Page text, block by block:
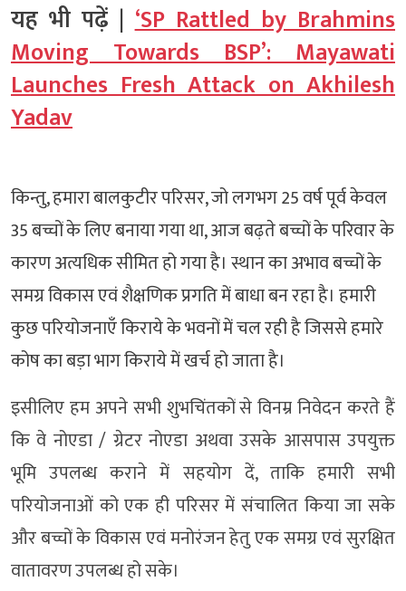
यह भी पढ़ें |‘SP Rattled by Brahmins
Moving Towards BSP’: Mayawati
Launches Fresh Attack on Akhilesh
Yadav
किन्तु, हमारा बालकुटीर परिसर, जो लगभग 25 वर्ष पूर्व केवल
35 बच्चों के लिए बनाया गया था, आज बढ़ते बच्चों के परिवार के
कारण अत्यधिक सीमित हो गया है। स्थान का अभाव बच्चों के
समग्र विकास एवं शैक्षणिक प्रगति में बाधा बन रहा है। हमारी
कुछ परियोजनाएँ किराये के भवनों में चल रही है जिससे हमारे
कोष का बड़ा भाग किराये में खर्च हो जाता है।
इसीलिए हम अपने सभी शुभचिंतकों से विनम्र निवेदन करते हैं
कि वे नोएडा / ग्रेटर नोएडा अथवा उसके आसपास उपयुक्त
भूमि उपलब्ध कराने में सहयोग दें, ताकि हमारी सभी
परियोजनाओं को एक ही परिसर में संचालित किया जा सके
और बच्चों के विकास एवं मनोरंजन हेतु एक समग्र एवं सुरक्षित
वातावरण उपलब्ध हो सके।